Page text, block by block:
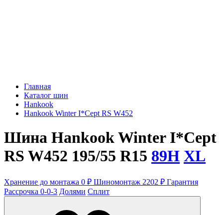
Главная
Каталог шин
Hankook
Hankook Winter I*Cept RS W452
Шина Hankook Winter I*Cept
RS W452 195/55 R15 89H XL
Хранение до монтажа 0 ₽ Шиномонтаж 2202 ₽ Гарантия
Рассрочка 0-0-3 Долями Сплит